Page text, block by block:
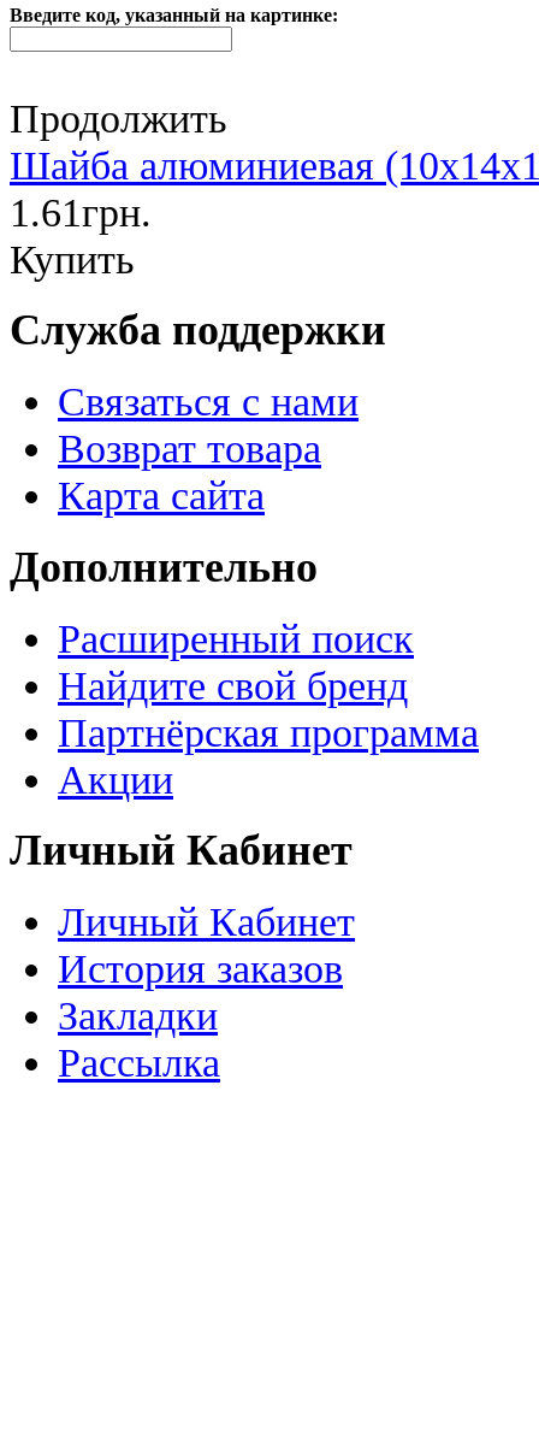
Введите код, указанный на картинке:
Продолжить
Шайба алюминиевая
1.61грн.
Купить
Служба поддержки
Связаться с нами
Возврат товара
Карта сайта
Дополнительно
Расширенный поиск
Найдите свой бренд
Партнёрская программа
Акции
Личный Кабинет
Личный Кабинет
История заказов
Закладки
Рассылка